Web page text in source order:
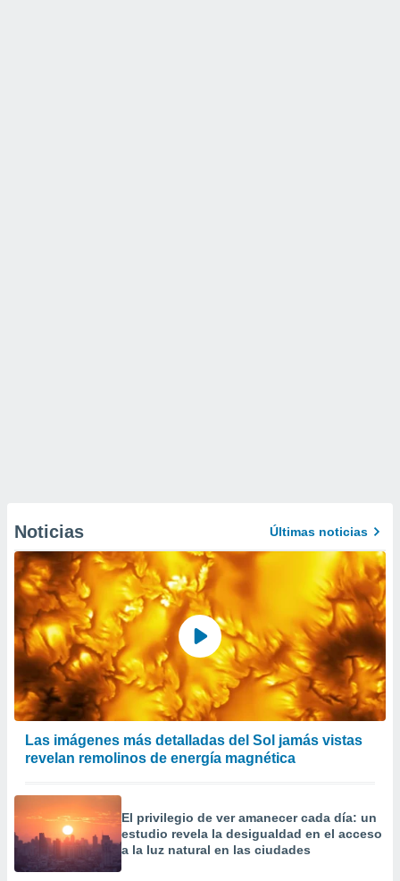
Noticias Últimas noticias
Las imágenes más detalladas del Sol jamás vistas
revelan remolinos de energía magnética
El privilegio de ver amanecer cada día: un
estudio revela la desigualdad en el acceso
a la luz natural en las ciudades